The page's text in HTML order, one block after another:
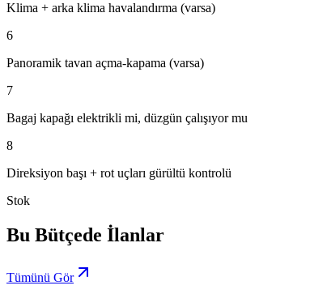
Klima + arka klima havalandırma (varsa)
6
Panoramik tavan açma-kapama (varsa)
7
Bagaj kapağı elektrikli mi, düzgün çalışıyor mu
8
Direksiyon başı + rot uçları gürültü kontrolü
Stok
Bu Bütçede İlanlar
Tümünü Gör